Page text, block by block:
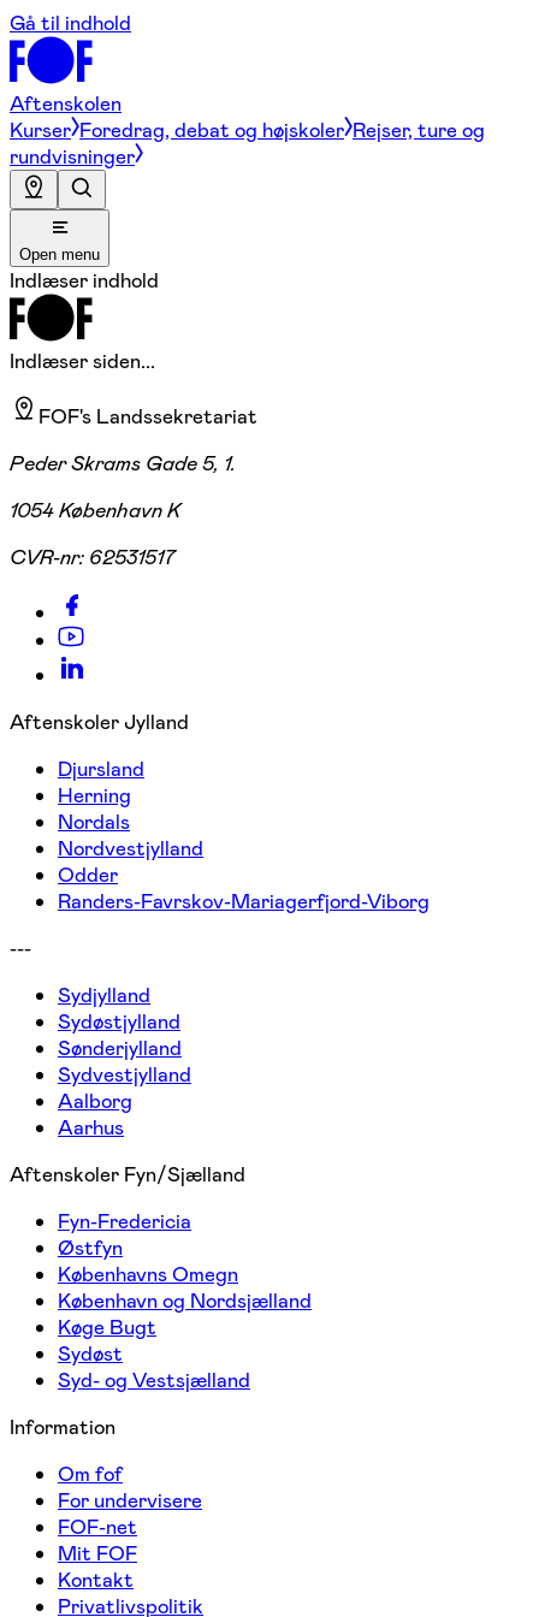
Gå til indhold
Aftenskolen
Kurser Foredrag, debat og højskoler Rejser, ture og
rundvisninger
Open menu
Indlæser indhold
Indlæser siden...
FOF's Landssekretariat
Peder Skrams Gade 5, 1.
1054 København K
CVR-nr: 62531517
Aftenskoler Jylland
Djursland
Herning
Nordals
Nordvestjylland
Odder
Randers-Favrskov-Mariagerfjord-Viborg
---
Sydjylland
Sydøstjylland
Sønderjylland
Sydvestjylland
Aalborg
Aarhus
Aftenskoler Fyn/Sjælland
Fyn-Fredericia
Østfyn
Københavns Omegn
København og Nordsjælland
Køge Bugt
Sydøst
Syd- og Vestsjælland
Information
Om fof
For undervisere
FOF-net
Mit FOF
Kontakt
Privatlivspolitik